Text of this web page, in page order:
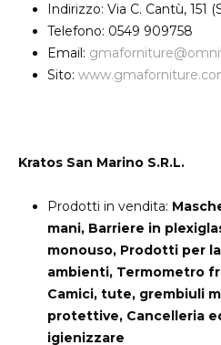
Indirizzo: Via C. Cantù, 151
Telefono: 0549 909758
Email:
Sito:
Kratos San Marino S.R.L.
Prodotti in vendita:
mani, Barriere in
monouso, Prodotti per
ambienti, Termometro
Camici, tute, grembiuli
protettive, Cancelleria
igienizzare